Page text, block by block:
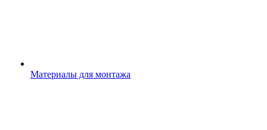
Материалы для монтажа